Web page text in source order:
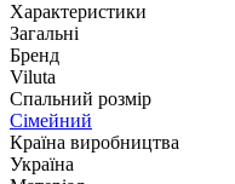
Характеристики
Загальні
Бренд
Viluta
Спальний розмір
Сімейний
Країна виробництва
Україна